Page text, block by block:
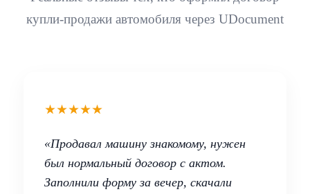
купли-продажи автомобиля через UDocument
★★★★★
«Продавал машину знакомому, нужен
был нормальный договор с актом.
Заполнили форму за вечер, скачали